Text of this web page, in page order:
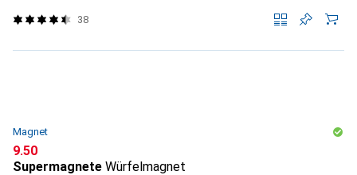
38
Magnet
CHF
9.50
Supermagnete Würfelmagnet